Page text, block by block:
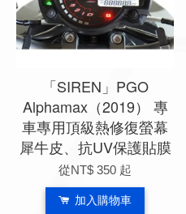
「SIREN」PGO
Alphamax（2019） 專
車專用頂級熱修復螢幕
犀牛皮、抗UV保護貼膜
從NT$ 350 起
加入購物車